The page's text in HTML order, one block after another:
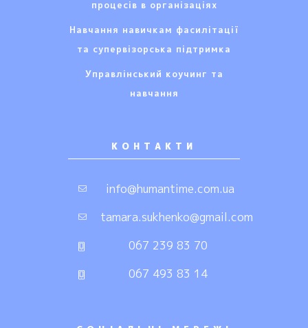
процесів в організаціях
Навчання навичкам фасилітації
та супервізорська підтримка
Управлінський коучинг та
навчання
КОНТАКТИ
info@humantime.com.ua
tamara.sukhenko@gmail.com
067 239 83 70
067 493 83 14